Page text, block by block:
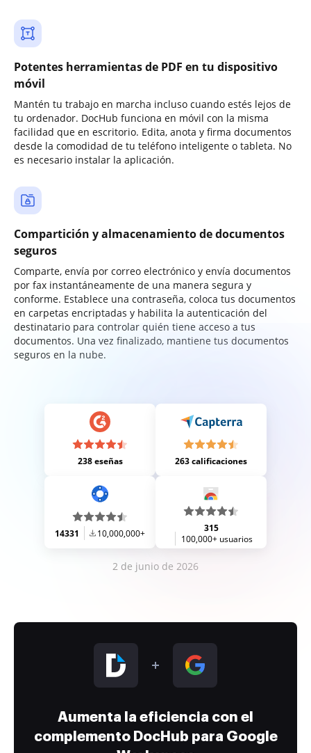
Potentes herramientas de PDF en tu dispositivo
móvil
Mantén tu trabajo en marcha incluso cuando estés lejos de
tu ordenador. DocHub funciona en móvil con la misma
facilidad que en escritorio. Edita, anota y firma documentos
desde la comodidad de tu teléfono inteligente o tableta. No
es necesario instalar la aplicación.
Compartición y almacenamiento de documentos
seguros
Comparte, envía por correo electrónico y envía documentos
por fax instantáneamente de una manera segura y
conforme. Establece una contraseña, coloca tus documentos
en carpetas encriptadas y habilita la autenticación del
destinatario para controlar quién tiene acceso a tus
documentos. Una vez finalizado, mantiene tus documentos
seguros en la nube.
238 eseñas 263 calificaciones
14331 10,000,000+
315
100,000+ usuarios
2 de junio de 2026
Aumenta la eficiencia con el
complemento DocHub para Google